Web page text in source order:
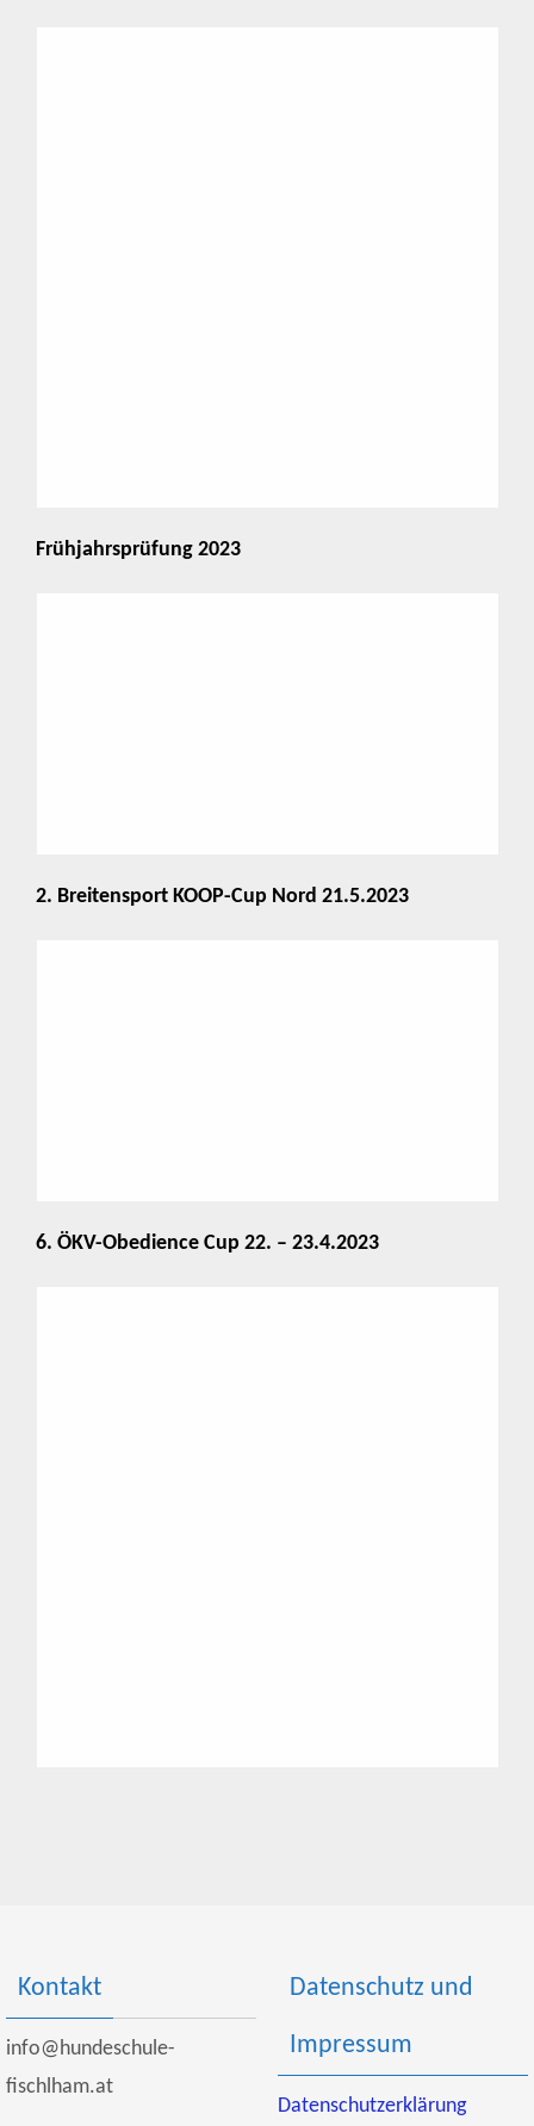
Frühjahrsprüfung 2023
2. Breitensport KOOP-Cup Nord 21.5.2023
6. ÖKV-Obedience Cup 22. – 23.4.2023
Kontakt
info@hundeschule-
fischlham.at
Datenschutz und
Impressum
Datenschutzerklärung